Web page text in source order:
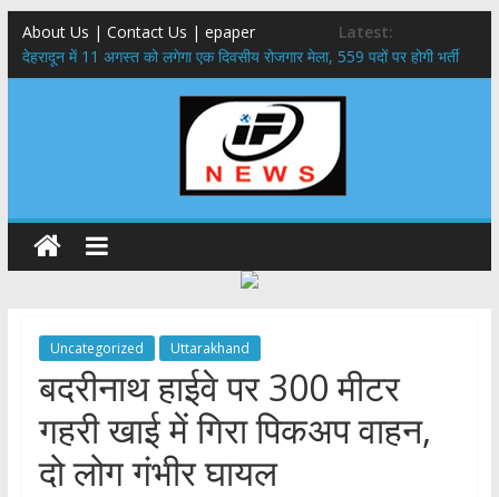
About Us | Contact Us | epaper
Latest:
​देहरादून में 11 अगस्त को लगेगा एक दिवसीय रोजगार मेला, 559 पदों पर होगी भर्ती
459 करोड़ से एचएनबी गढ़वाल विश्वविद्यालय में अनुसंधान संरचना होगी सुदृढ,उच्च
शिक्षा मंत्री धन सिंह रावत ने नवनियुक्त केन्द्रीय शिक्षा मंत्री से की मुलाकात
मुख्यमंत्री से महानिदेशक एनसीसी ने की शिष्टाचार भेंट,उत्तराखण्ड में एनसीसी के
विस्तार एवं आधुनिक आधारभूत संरचना के विकास पर हुई महत्वपूर्ण चर्चा
एमडीडीए बोर्ड बैठक, देहरादून और मसूरी के विकास के लिए 25 बड़े प्रस्तावों को मिली
बुजुर्ग-दिव्यांगों के घर जाएंगे बीएलओ, करेंगे नोटिसों का निस्तारण
Uncategorized Uttarakhand
बदरीनाथ हाईवे पर 300 मीटर
गहरी खाई में गिरा पिकअप वाहन,
दो लोग गंभीर घायल